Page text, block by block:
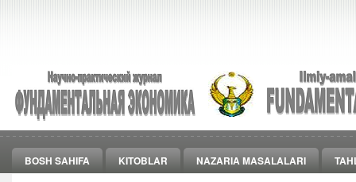
BOSH SAHIFA KITOBLAR NAZARIA MASALALARI